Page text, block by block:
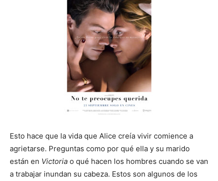
Esto hace que la vida que Alice creía vivir comience a
agrietarse. Preguntas como por qué ella y su marido
están en Victoria o qué hacen los hombres cuando se van
a trabajar inundan su cabeza. Estos son algunos de los